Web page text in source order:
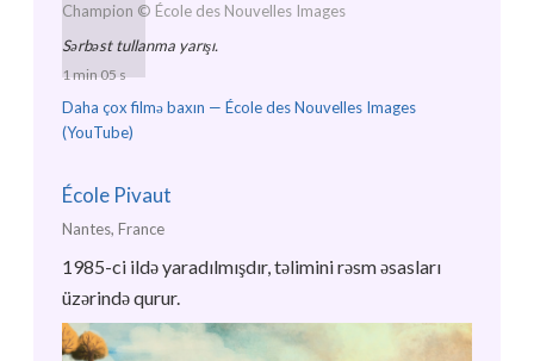
Champion © École des Nouvelles Images
Sərbəst tullanma yarışı.
1 min 05 s
Daha çox filmə baxın — École des Nouvelles Images
(YouTube)
École Pivaut
Nantes, France
1985-ci ildə yaradılmışdır, təlimini rəsm əsasları
üzərində qurur.